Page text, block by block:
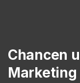
Chancen
Marketing